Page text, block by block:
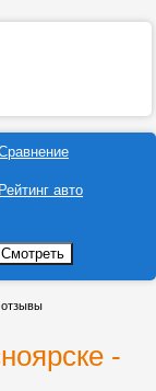
Рейтинг авто
отзывы
-